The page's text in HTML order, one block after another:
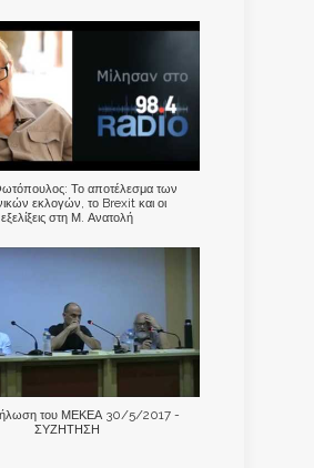
Το αποτέλεσμα των
εκλογών, το Brexit και οι
εξελίξεις στη Μ. Ανατολή
του ΜΕΚΕΑ 30/5/2017 -
ΣΥΖΗΤΗΣΗ